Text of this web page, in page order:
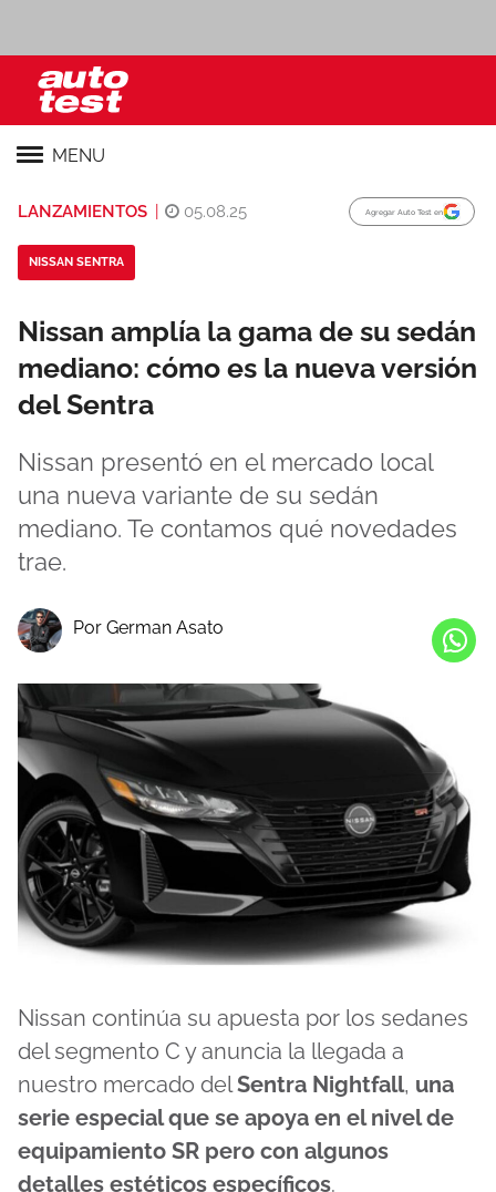
MENU
LANZAMIENTOS 05.08.25 Agregar Auto Test en
NISSAN SENTRA
Nissan amplía la gama de su sedán
mediano: cómo es la nueva versión
del Sentra
Nissan presentó en el mercado local
una nueva variante de su sedán
mediano. Te contamos qué novedades
trae.
Por German Asato
Nissan continúa su apuesta por los sedanes
del segmento C y anuncia la llegada a
nuestro mercado delSentra Nightfall, una
serie especial que se apoya en el nivel de
equipamiento SR pero con algunos
detalles estéticos específicos.